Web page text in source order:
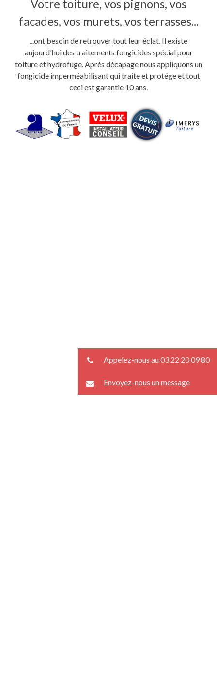
Votre toiture, vos pignons, vos
facades, vos murets, vos terrasses...
...ont besoin de retrouver tout leur éclat. Il existe
aujourd'hui des traitements fongicides spécial pour
toiture et hydrofuge. Après décapage nous appliquons un
fongicide imperméabilisant qui traite et protége et tout
ceci est garantie 10 ans.
Appelez-nous au 03 22 20 09 80
Envoyez-nous un message